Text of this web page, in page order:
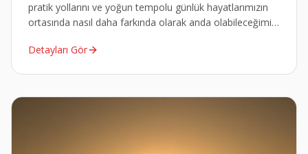
pratik yollarını ve yoğun tempolu günlük hayatlarımızın
ortasında nasıl daha farkında olarak anda olabileceğimizi
Detayları Gör